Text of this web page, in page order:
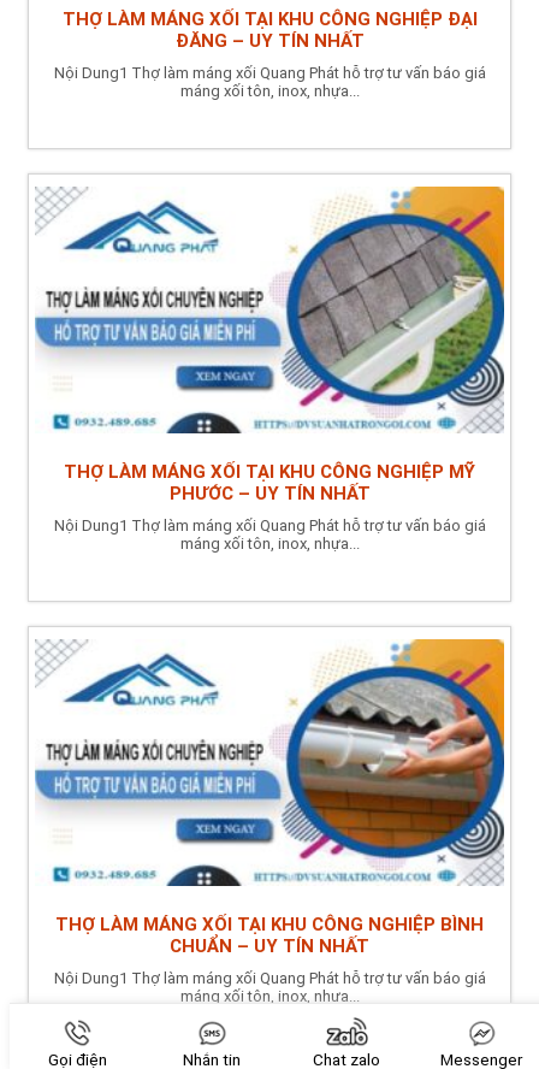
THỢ LÀM MÁNG XỐI TẠI KHU CÔNG NGHIỆP ĐẠI
ĐĂNG – UY TÍN NHẤT
Nội Dung1 Thợ làm máng xối Quang Phát hỗ trợ tư vấn báo giá
máng xối tôn, inox, nhựa...
THỢ LÀM MÁNG XỐI TẠI KHU CÔNG NGHIỆP MỸ
PHƯỚC – UY TÍN NHẤT
Nội Dung1 Thợ làm máng xối Quang Phát hỗ trợ tư vấn báo giá
máng xối tôn, inox, nhựa...
THỢ LÀM MÁNG XỐI TẠI KHU CÔNG NGHIỆP BÌNH
CHUẨN – UY TÍN NHẤT
Nội Dung1 Thợ làm máng xối Quang Phát hỗ trợ tư vấn báo giá
máng xối tôn, inox, nhựa...
Gọi điện Nhắn tin Chat zalo Messenger